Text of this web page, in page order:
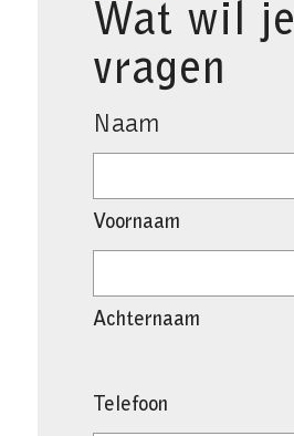
Wat wil je
vragen
Naam
Voornaam
Achternaam
Telefoon